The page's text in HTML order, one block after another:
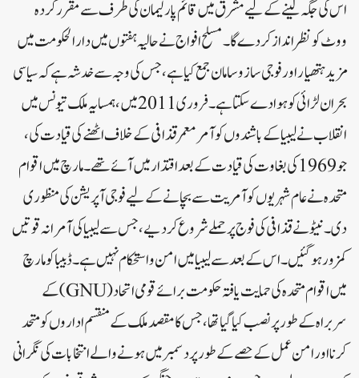
اس کی جگہ لینے کے لیے مشرق میں قائم پارلیمان کی طرف سے مقرر کردہ
ووٹ کو نظر انداز کر دے گا۔ مسلح افواج نے حالیہ ہفتوں میں دارالحکومت میں
مزید ہتھیار اور فوجی ساز و سامان جمع کیا ہے، جس کی وجہ سے خدشہ ہے کہ سیاسی
بحران لڑائی کو ہوا دے سکتا ہے۔ فروری 2011 میں، ہمسایہ ملک تیونس میں
انقلاب نے لیبیا کے باشندوں کو آمر معمر قذافی کے خلاف اٹھنے کی قیادت کی،
جو 1969 کی بغاوت کی قیادت کے بعد اقتدار میں آئے تھے۔مارچ میں اقوام
متحدہ نے عام شہریوں کو آمریت سے بچانے کے لیے فوجی آپریشن کی منظوری
دی۔ نیٹو نے قذافی کی فوج پر حملے شروع کر دیے، جس سے لیبیا کی آمرانہ قوتیں
کمزور ہو گئیں۔ اس کے بعد سے لیبیا میں امن و استحکام نہیں ہے۔ ڈبیبا کو مارچ
میں اقوام متحدہ کی حمایت یافتہ حکومت برائے قومی اتحاد (GNU) کے
سربراہ کے طور پر نصب کیا گیا تھا، جس کا مقصد ملک کے منقسم اداروں کو متحد
کرنا اور امن عمل کے حصے کے طور پر دسمبر میں ہونے والے انتخابات کی نگرانی